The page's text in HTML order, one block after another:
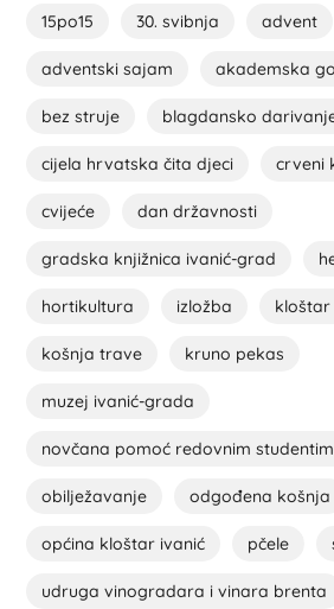
15po15 30. svibnja advent
adventski sajam akademska
bez struje blagdansko
cijela hrvatska čita djeci crveni
cvijeće dan državnosti
gradska knjižnica ivanić-grad
hortikultura izložba kloštar
košnja trave kruno pekas
muzej ivanić-grada
novčana pomoć redovnim
obilježavanje odgođena košnja
općina kloštar ivanić pčele
udruga vinogradara i vinara brenta